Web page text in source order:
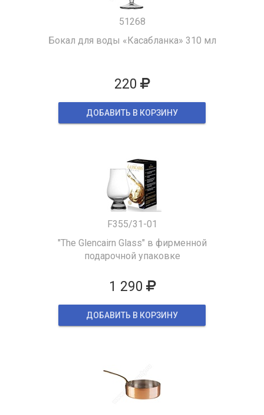
51268
Бокал для воды «Касабланка» 310 мл
220
ДОБАВИТЬ В КОРЗИНУ
F355/31-01
"The Glencairn Glass" в фирменной
подарочной упаковке
1 290
ДОБАВИТЬ В КОРЗИНУ